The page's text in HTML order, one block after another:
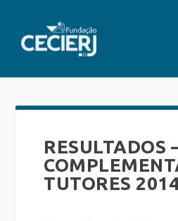
RESULTADOS
TUTORES